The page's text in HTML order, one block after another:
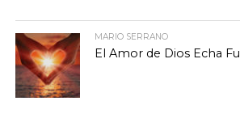
MARIO SERRANO
El Amor de Dios Echa